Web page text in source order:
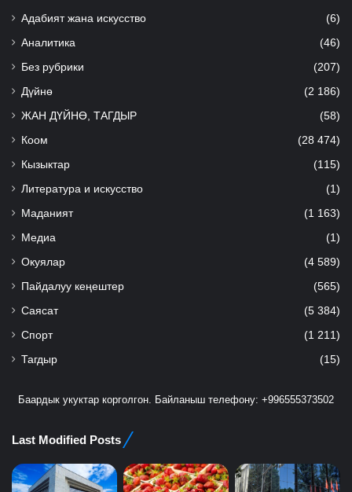
Адабият жана искусство (6)
Аналитика (46)
Без рубрики (207)
Дүйнө (2 186)
ЖАН ДҮЙНӨ, ТАГДЫР (58)
Коом (28 474)
Кызыктар (115)
Литература и искусство (1)
Маданият (1 163)
Медиа (1)
Окуялар (4 589)
Пайдалуу кеңештер (565)
Саясат (5 384)
Спорт (1 211)
Тагдыр (15)
Баардык укуктар корголгон. Байланыш телефону: +996555373502
Last Modified Posts